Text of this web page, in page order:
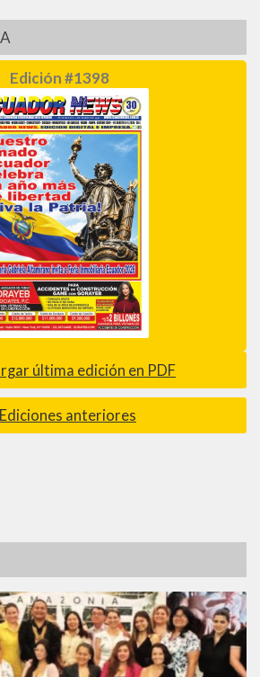
Edición #1398
última edición en PDF
Ediciones anteriores